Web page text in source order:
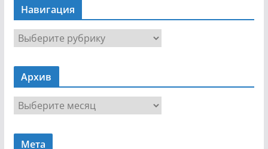
Навигация
Н
а
в
г
Архив
р
х
Мета